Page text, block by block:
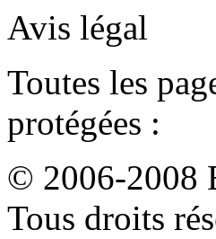
Avis légal
Toutes les
protégées :
© 2006-2008
Tous droits